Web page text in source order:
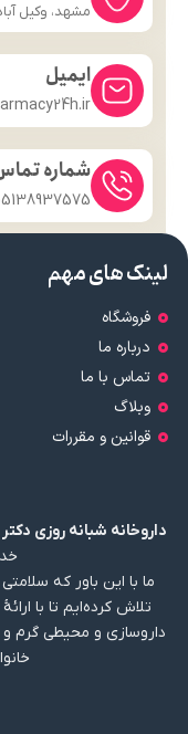
مشهد، وکیل
ایمیل
شماره
05138937575 و
لینک های مهم
فروشگاه
درباره ما
تماس با ما
وبلاگ
قوانین و مقررات
داروخانه شبانه روزی
ما با این باور که
تلاش کرده‌ایم تا با
داروسازی و محیطی گرم